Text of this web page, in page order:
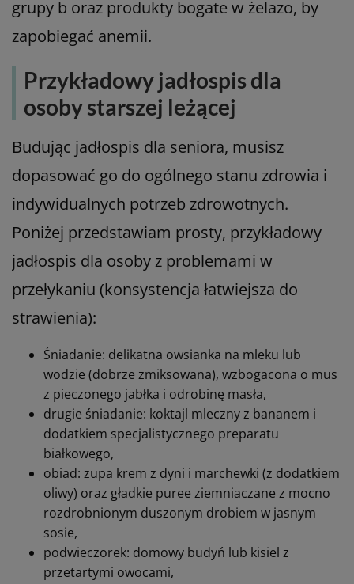
grupy b oraz produkty bogate w żelazo, by
zapobiegać anemii.
Przykładowy jadłospis dla
osoby starszej leżącej
Budując jadłospis dla seniora, musisz
dopasować go do ogólnego stanu zdrowia i
indywidualnych potrzeb zdrowotnych.
Poniżej przedstawiam prosty, przykładowy
jadłospis dla osoby z problemami w
przełykaniu (konsystencja łatwiejsza do
strawienia):
Śniadanie: delikatna owsianka na mleku lub
wodzie (dobrze zmiksowana), wzbogacona o mus
z pieczonego jabłka i odrobinę masła,
drugie śniadanie: koktajl mleczny z bananem i
dodatkiem specjalistycznego preparatu
białkowego,
obiad: zupa krem z dyni i marchewki (z dodatkiem
oliwy) oraz gładkie puree ziemniaczane z mocno
rozdrobnionym duszonym drobiem w jasnym
sosie,
podwieczorek: domowy budyń lub kisiel z
przetartymi owocami,